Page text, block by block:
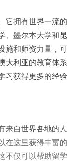
它拥有世界一流的
、墨尔本大学和昆
施和师资力量，可
大利亚的教育体系
习获得更多的经验
来自世界各地的人
在这里获得丰富的
不仅可以帮助留学